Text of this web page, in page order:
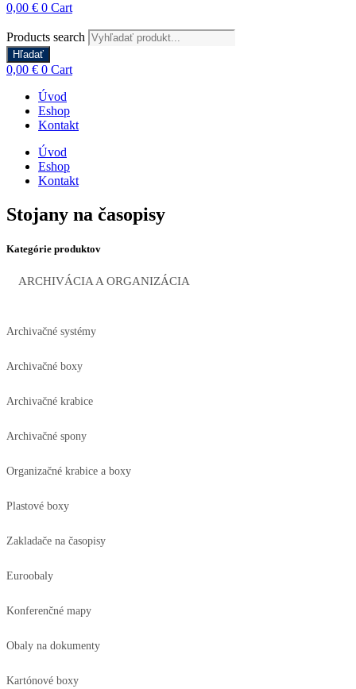
0,00 € 0 Cart
Products search
Hľadať
0,00 € 0 Cart
Úvod
Eshop
Kontakt
Úvod
Eshop
Kontakt
Stojany na časopisy
Kategórie produktov
ARCHIVÁCIA A ORGANIZÁCIA
Archivačné systémy
Archivačné boxy
Archivačné krabice
Archivačné spony
Organizačné krabice a boxy
Plastové boxy
Zakladače na časopisy
Euroobaly
Konferenčné mapy
Obaly na dokumenty
Kartónové boxy